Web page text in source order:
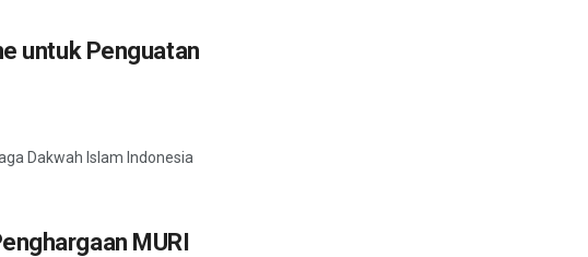
untuk Penguatan
Dakwah Islam Indonesia
MURI